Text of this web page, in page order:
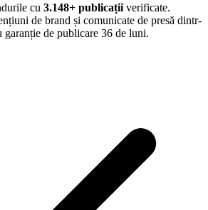
cu 3.148+ publicații verificate.
de brand și comunicate de presă dintr-
garanție de publicare 36 de luni.